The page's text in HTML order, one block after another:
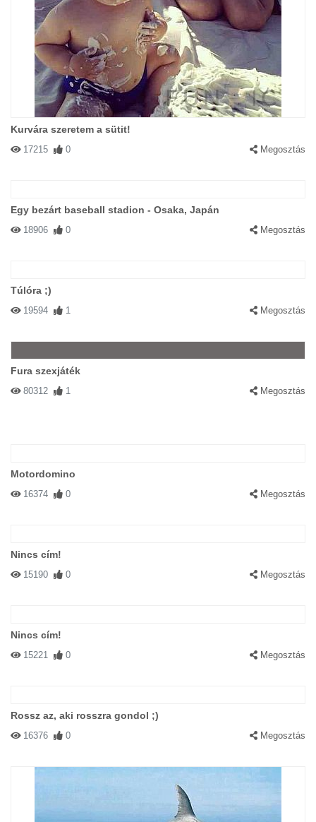
Kurvára szeretem a sütit!
17215 0 Megosztás
Egy bezárt baseball stadion - Osaka, Japán
18906 0 Megosztás
Túlóra ;)
19594 1 Megosztás
Fura szexjáték
80312 1 Megosztás
Motordomino
16374 0 Megosztás
Nincs cím!
15190 0 Megosztás
Nincs cím!
15221 0 Megosztás
Rossz az, aki rosszra gondol ;)
16376 0 Megosztás